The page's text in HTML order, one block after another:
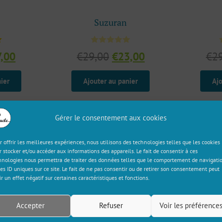
Gérer le consentement aux cookies
offrir les meilleures expériences, nous utilisons des technologies telles que les cookies
stocker et/ou accéder aux informations des appareils. Le fait de consentir à ces
nous permettra de traiter des données telles que le comportement de
ID uniques sur ce site. Le fait de ne pas consentir ou de retirer son consentement peut
un effet négatif sur certaines caractéristiques et fonctions.
Accepter Refuser Voir les préférences
:
Le
prix
est :
€17,00.
Suzuran
€29,00 Le
prix
initial
était :
€29,00.
€23,00Le
prix
est :
€23,00.
Ajouter au panier
€